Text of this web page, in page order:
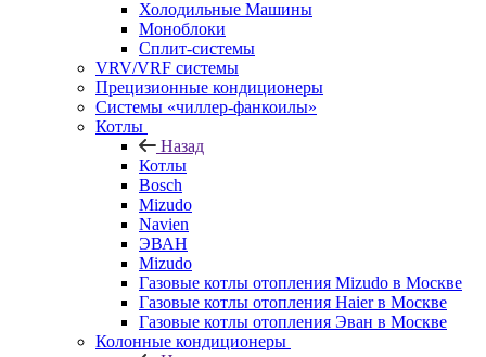
Холодильные Машины
Моноблоки
Сплит-системы
VRV/VRF системы
Прецизионные кондиционеры
Системы «чиллер-фанкоилы»
Котлы
Назад
Котлы
Bosch
Mizudo
Navien
ЭВАН
Mizudo
Газовые котлы отопления Mizudo в Москве
Газовые котлы отопления Haier в Москве
Газовые котлы отопления Эван в Москве
Колонные кондиционеры